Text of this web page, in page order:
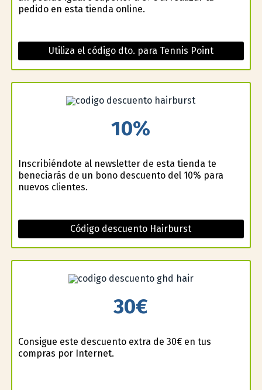
pedido en esta tienda online.
Utiliza el código dto. para Tennis Point
10%
Inscribiéndote al newsletter de esta tienda te
beneficiarás de un bono descuento del 10% para
nuevos clientes.
Código descuento Hairburst
30€
Consigue este descuento extra de 30€ en tus
compras por Internet.